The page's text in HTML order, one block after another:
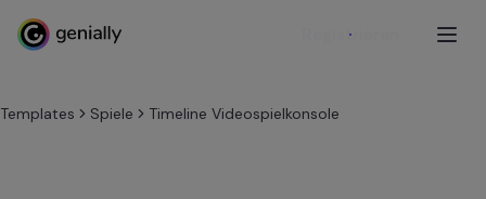
Registrieren
Templates Spiele Timeline Videospielkonsole